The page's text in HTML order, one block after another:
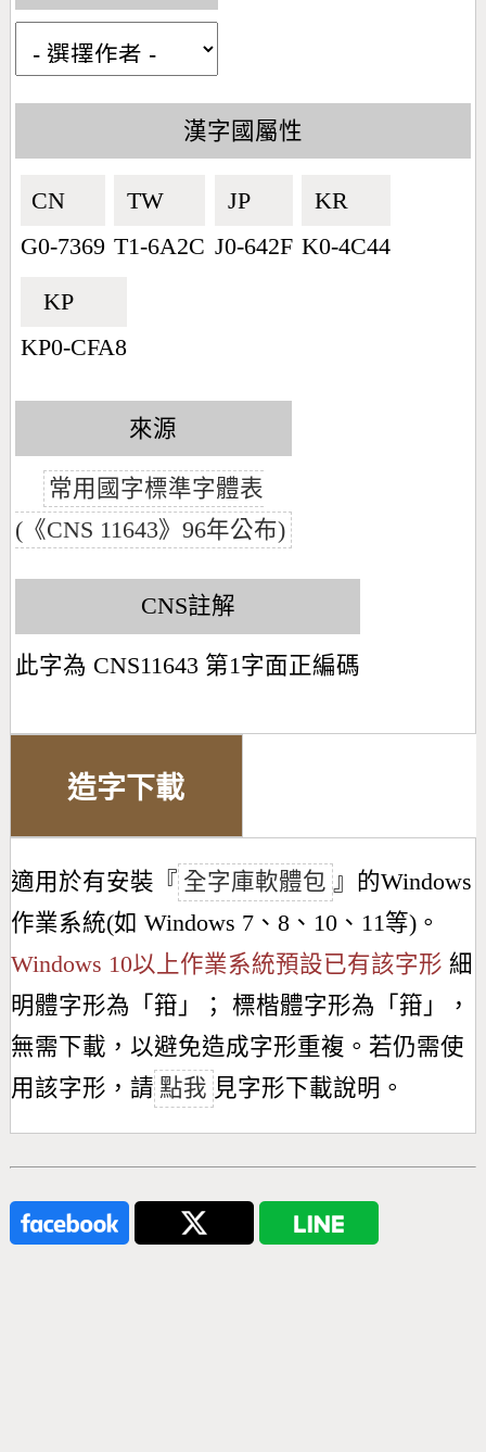
漢字國屬性
CN🇨🇳
G0-7369
TW🇹🇼
T1-6A2C
JP🇯🇵
J0-642F
KR🇰🇷
K0-4C44
KP🇰🇵
KP0-CFA8
來源
常用國字標準字體表
(《CNS 11643》96年公布)
CNS註解
此字為 CNS11643 第1字面正編碼
造字下載
適用於有安裝『 全字庫軟體包 』的Windows
作業系統(如 Windows 7、8、10、11等)。
Windows 10以上作業系統預設已有該字形 細
明體字形為「 箝 」； 標楷體字形為「 箝 」，
無需下載，以避免造成字形重複。若仍需使
用該字形，請 點我 見字形下載說明。